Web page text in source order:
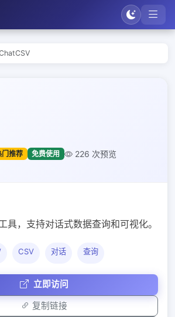
门推荐 免费使用
226 次预览
具，支持对话式数据查询和可视化。
CSV 对话 查询
立即访问
复制链接